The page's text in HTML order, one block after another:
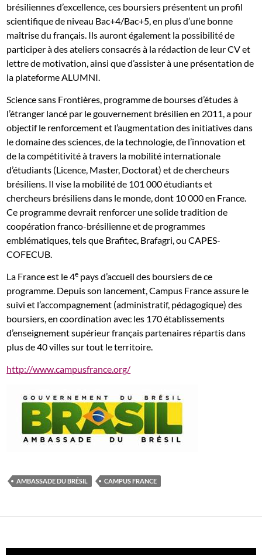
brésiliennes d’excellence, ces boursiers présentent un profil
scientifique de niveau Bac+4/Bac+5, en plus d’une bonne
maîtrise du français. Ils auront également la possibilité de
participer à des ateliers consacrés à la rédaction de leur CV et
lettre de motivation, ainsi que d’assister à une présentation de
la plateforme ALUMNI.
Science sans Frontières, programme de bourses d’études à
l’étranger lancé par le gouvernement brésilien en 2011, a pour
objectif le renforcement et l’augmentation des initiatives dans
le domaine des sciences, de la technologie, de l’innovation et
de la compétitivité à travers la mobilité internationale
d’étudiants (Licence, Master, Doctorat) et de chercheurs
brésiliens. Il vise la mobilité de 101 000 étudiants et
chercheurs brésiliens dans le monde, dont 10 000 en France.
Ce programme devrait renforcer une solide tradition de
coopération franco-brésilienne et de programmes
emblématiques, tels que Brafitec, Brafagri, ou CAPES-
COFECUB.
La France est le 4e pays d’accueil des boursiers de ce
programme. Depuis son lancement, Campus France assure le
suivi et l’accompagnement (administratif, pédagogique) des
boursiers, en coordination avec les 170 établissements
d’enseignement supérieur français partenaires répartis dans
plus de 40 villes sur tout le territoire.
http://www.campusfrance.org/
AMBASSADE DU BRÉSIL CAMPUS FRANCE